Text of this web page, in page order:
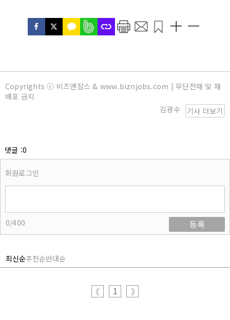
Copyrights ⓒ 비즈앤잡스 & www.biznjobs.com | 무단전재 및 재
배포 금지
기사 더보기
김광수
댓글 :0
회원로그인
0/400 등록
최신순추천순반대순
《 1 》